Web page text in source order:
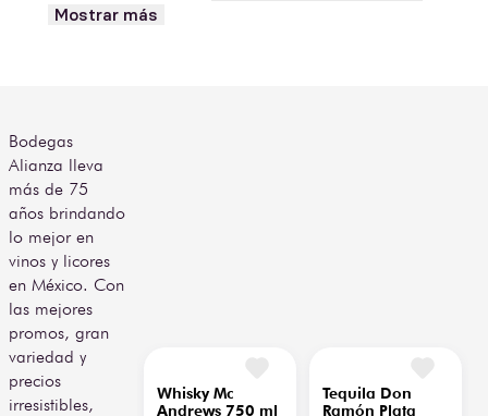
• Encuentra Mr. Blue
Mostrar más
Bodegas
Alianza lleva
más de 75
años brindando
lo mejor en
vinos y licores
en México. Con
las mejores
promos, gran
variedad y
precios
irresistibles,